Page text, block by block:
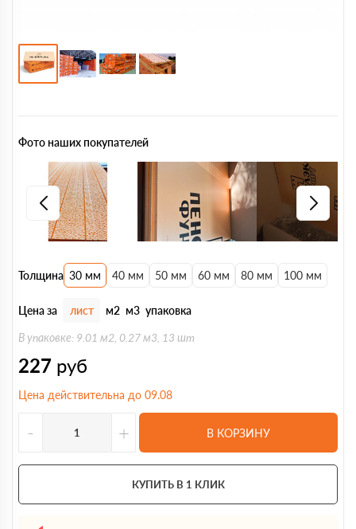
Толщина 30 мм 40 мм 50 мм 60 мм 80 мм 100 мм
Цена за лист м2 м3 упаковка
В упаковке: 9.01 м2, 0.27 м3, 13 шт
227 руб
Цена действительна до 09.08
- + В КОРЗИНУ
КУПИТЬ В 1 КЛИК
Фото наших покупателей